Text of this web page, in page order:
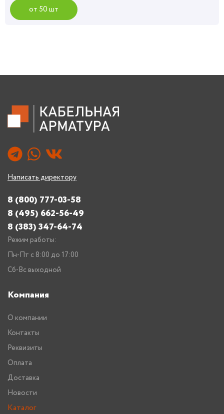
от 50 шт
Написать директору
8 (800) 777-03-58
8 (495) 662-56-49
8 (383) 347-64-74
Режим работы:
Пн-Пт с 8:00 до 17:00
Сб-Вс выходной
Компания
О компании
Контакты
Реквизиты
Оплата
Доставка
Новости
Каталог